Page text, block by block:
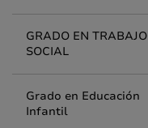
GRADO EN TRABAJO
SOCIAL
Grado en Educación
Infantil